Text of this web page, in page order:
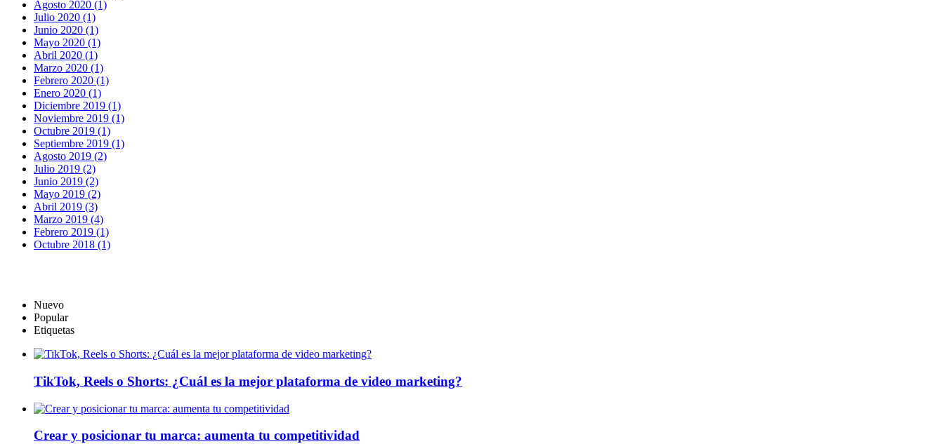
Agosto 2020 (1)
Julio 2020 (1)
Junio 2020 (1)
Mayo 2020 (1)
Abril 2020 (1)
Marzo 2020 (1)
Febrero 2020 (1)
Enero 2020 (1)
Diciembre 2019 (1)
Noviembre 2019 (1)
Octubre 2019 (1)
Septiembre 2019 (1)
Agosto 2019 (2)
Julio 2019 (2)
Junio 2019 (2)
Mayo 2019 (2)
Abril 2019 (3)
Marzo 2019 (4)
Febrero 2019 (1)
Octubre 2018 (1)
Nuevo
Popular
Etiquetas
TikTok, Reels o Shorts: ¿Cuál es la mejor plataforma de video marketing?
Crear y posicionar tu marca: aumenta tu competitividad